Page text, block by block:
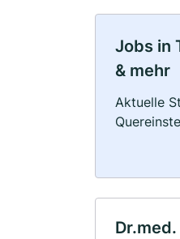
Jobs in
& mehr
Aktuelle